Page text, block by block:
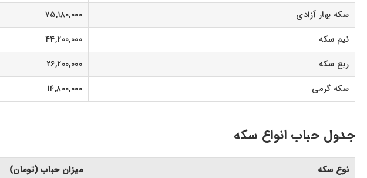
سکه بهار آزادی
۷۵,۱۸۰,۰۰۰
نیم سکه
۴۴,۲۰۰,۰۰۰
ربع سکه
۲۶,۲۰۰,۰۰۰
سکه گرمی
۱۴,۸۰۰,۰۰۰
جدول حباب انواع سکه
نوع سکه
میزان حباب (تومان)